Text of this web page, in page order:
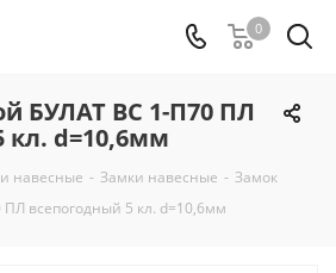
0
БУЛАТ ВС 1-П70 ПЛ
кл. d=10,6мм
навесные - Замки навесные - Замок
всепогодный 5 кл. d=10,6мм